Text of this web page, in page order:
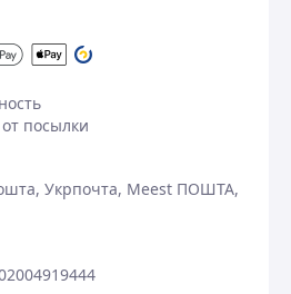
посылки
Укрпочта, Meest ПОШТА,